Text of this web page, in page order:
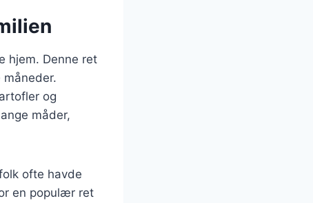
hjem. Denne ret
og
måder,
ofte havde
en populær ret